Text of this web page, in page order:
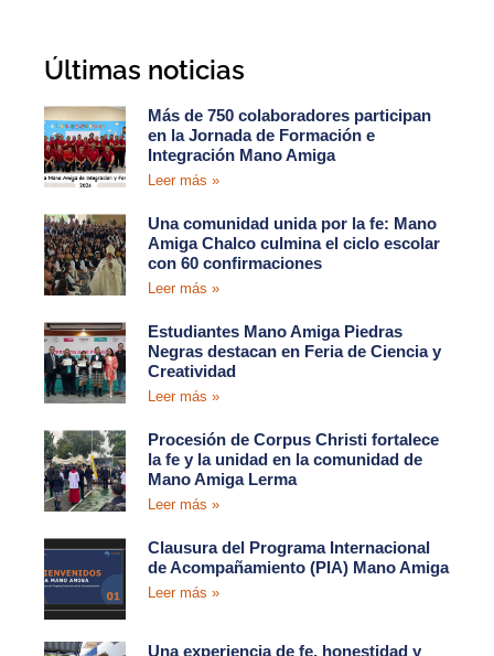
Últimas noticias
Más de 750 colaboradores participan
en la Jornada de Formación e
Integración Mano Amiga
Leer más »
Una comunidad unida por la fe: Mano
Amiga Chalco culmina el ciclo escolar
con 60 confirmaciones
Leer más »
Estudiantes Mano Amiga Piedras
Negras destacan en Feria de Ciencia y
Creatividad
Leer más »
Procesión de Corpus Christi fortalece
la fe y la unidad en la comunidad de
Mano Amiga Lerma
Leer más »
Clausura del Programa Internacional
de Acompañamiento (PIA) Mano Amiga
Leer más »
Una experiencia de fe, honestidad y